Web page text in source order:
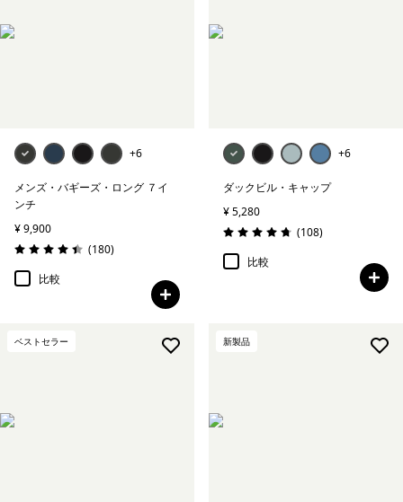
+6
メンズ・バギーズ・ロング ７イ
ンチ
¥ 9,900
評価: 4.4 / 5
(180レビュー
)
比較
+6
ダックビル・キャップ
¥ 5,280
評価: 4.7 / 5
(108レビュー
)
比較
ベストセラー 新製品